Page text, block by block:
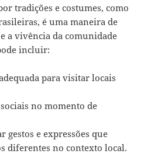
tradições e costumes, como
é uma maneira de
a vivência da comunidade
incluir:
para visitar locais
no momento de
gestos e expressões que
diferentes no contexto local.